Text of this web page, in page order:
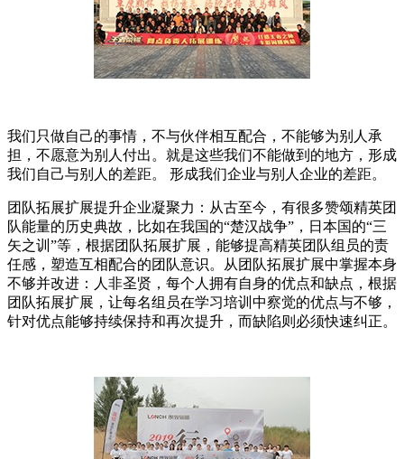
我们只做自己的事情，不与伙伴相互配合，不能够为别人承
担，不愿意为别人付出。就是这些我们不能做到的地方，形成
我们自己与别人的差距。 形成我们企业与别人企业的差距。
团队拓展扩展提升企业凝聚力：从古至今，有很多赞颂精英团
队能量的历史典故，比如在我国的“楚汉战争”，日本国的“三
矢之训”等，根据团队拓展扩展，能够提高精英团队组员的责
任感，塑造互相配合的团队意识。从团队拓展扩展中掌握本身
不够并改进：人非圣贤，每个人拥有自身的优点和缺点，根据
团队拓展扩展，让每名组员在学习培训中察觉的优点与不够，
针对优点能够持续保持和再次提升，而缺陷则必须快速纠正。